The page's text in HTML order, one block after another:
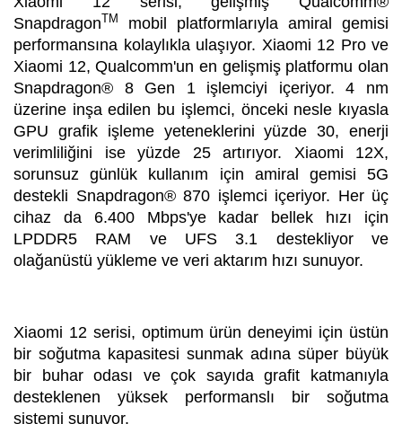
SnapdragonTM
mobil platformlarıyla amiral gemisi
performansına kolaylıkla ulaşıyor. Xiaomi 12 Pro ve
Xiaomi 12, Qualcomm'un en gelişmiş platformu olan
Snapdragon® 8 Gen 1 işlemciyi içeriyor. 4 nm
üzerine inşa edilen bu işlemci, önceki nesle kıyasla
GPU grafik işleme yeteneklerini yüzde 30, enerji
verimliliğini ise yüzde 25 artırıyor. Xiaomi 12X,
sorunsuz günlük kullanım için amiral gemisi 5G
destekli Snapdragon® 870 işlemci içeriyor. Her üç
cihaz da 6.400 Mbps'ye kadar bellek hızı için
LPDDR5 RAM ve UFS 3.1 destekliyor ve
olağanüstü yükleme ve veri aktarım hızı sunuyor.
Xiaomi 12 serisi, optimum ürün deneyimi için üstün
bir soğutma kapasitesi sunmak adına süper büyük
bir buhar odası ve çok sayıda grafit katmanıyla
desteklenen yüksek performanslı bir soğutma
sistemi sunuyor.